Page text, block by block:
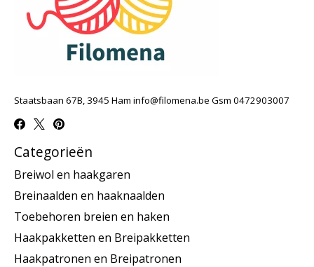
Staatsbaan 67B, 3945 Ham info@filomena.be Gsm 0472903007
Categorieën
Breiwol en haakgaren
Breinaalden en haaknaalden
Toebehoren breien en haken
Haakpakketten en Breipakketten
Haakpatronen en Breipatronen